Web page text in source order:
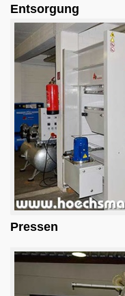
Wir über uns
06103-9744-0
English
Entsorgung
Pressen